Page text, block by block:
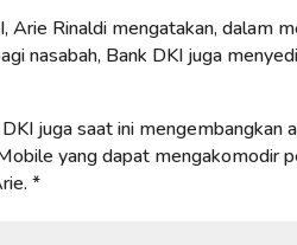
Arie Rinaldi mengatakan, dalam
nasabah, Bank DKI juga
juga saat ini mengembangkan
yang dapat mengakomodir
*